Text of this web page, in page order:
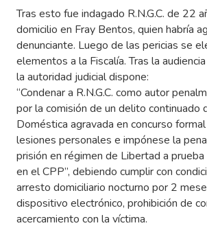
Tras esto fue indagado R.N.G.C. de 22
domicilio en Fray Bentos, quien habría
denunciante. Luego de las pericias se
elementos a la Fiscalía. Tras la
la autoridad judicial dispone:
“Condenar a R.N.G.C. como autor
por la comisión de un delito continuado
Doméstica agravada en concurso
lesiones personales e impónese la
prisión en régimen de Libertad a
en el CPP”, debiendo cumplir con
arresto domiciliario nocturno por 2
dispositivo electrónico, prohibición de
acercamiento con la víctima.